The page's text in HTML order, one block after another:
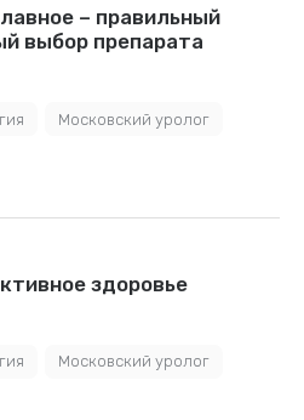
– правильный
выбор препарата
Московский уролог
здоровье
Московский уролог